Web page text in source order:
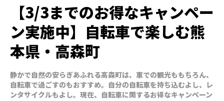
【3/3までのお得なキャンペー
ン実施中】自転車で楽しむ熊
本県・高森町
静かで自然の安らぎあふれる高森町は、車での観光ももちろん、
自転車で過ごすのもおすすめ。自分の自転車を持ち込むよし、レ
ンタサイクルもよし。現在、自転車に関するお得なキャンペーン